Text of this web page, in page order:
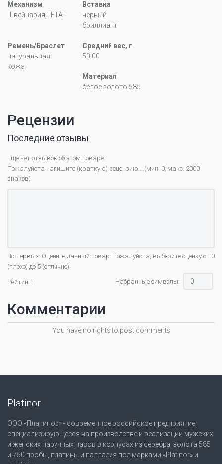
Механизм
Швейцария, "ETA"
Вставка
черный
бриллиант
Ремень/Браслет
натуральная
кожа
Средний вес, г
50,00
Материал
белое золото 585
Рецензии
Последние отзывы
Еще нет отзывов об этом товаре.
Пожалуйста напишите (краткую) рецензию....(мин. 0, макс. 2000
знаков)
Во-первых: Оцените данный товар. Пожалуйста, выберите оценку от 0
(плохо) до 5 (отлично).
Рейтинг: Набранные символы:
Комментарии
You have no rights to post comments
Platinor
ООО «Платинор» - современное российское предприятие,
специализирующееся на производстве и реализации мужских
и женских наручных часов в корпусах из серебра, золота 585
и 750 пробы, платины и палладия под марками «Platinor» и